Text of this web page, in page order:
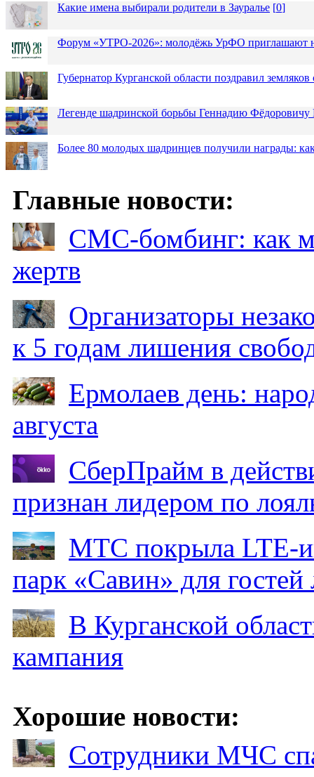
Какие имена выбирали родители в Зауралье [0]
Форум «УТРО-2026»: молодёжь УрФО приглашают
Губернатор Курганской области поздравил
Легенде шадринской борьбы Геннадию Фёдоровичу
Более 80 молодых шадринцев получили награды:
Главные новости:
СМС-бомбинг: как
жертв
Организаторы
к 5 годам лишения
Ермолаев день:
августа
СберПрайм в
признан лидером по
МТС покрыла LTE-
парк «Савин» для гостей
В Курганской
кампания
Хорошие новости:
Сотрудники МЧС